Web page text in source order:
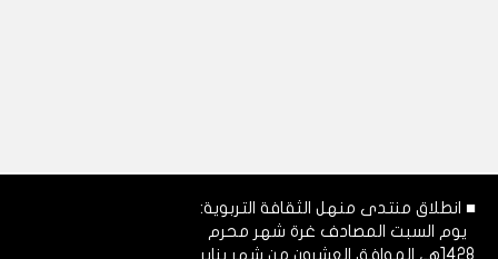
■ انطلاق منتدى منهل الثقافة التربوية:
يوم السبت المصادف غرة شهر محرم
1428هـ، الموافق العشرون من شهر يناير